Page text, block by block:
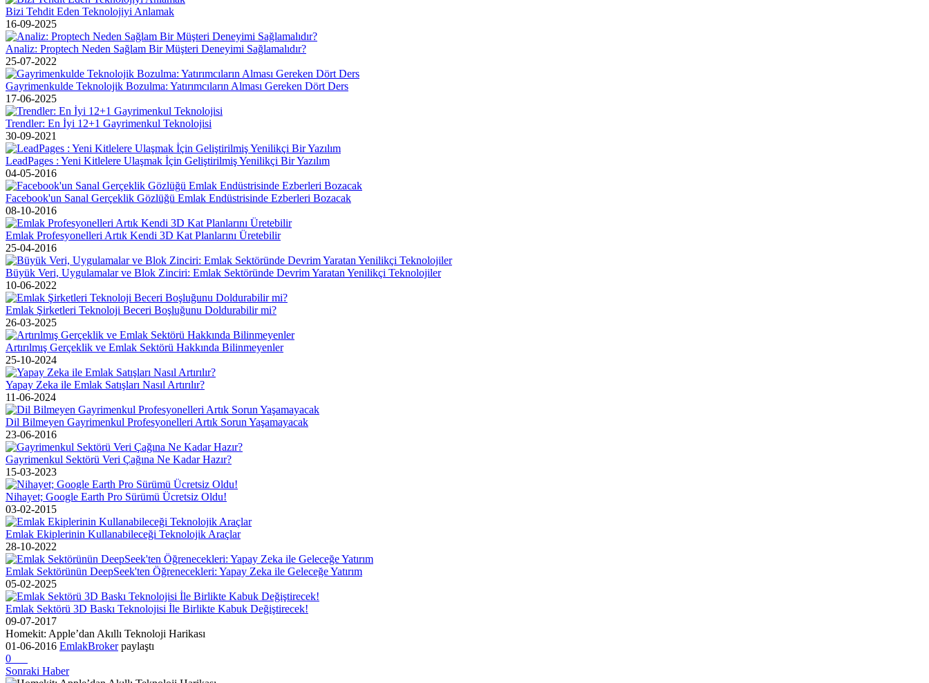
Bizi Tehdit Eden Teknolojiyi Anlamak
16-09-2025
Analiz: Proptech Neden Sağlam Bir Müşteri Deneyimi Sağlamalıdır?
25-07-2022
Gayrimenkulde Teknolojik Bozulma: Yatırımcıların Alması Gereken Dört Ders
17-06-2025
Trendler: En İyi 12+1 Gayrimenkul Teknolojisi
30-09-2021
LeadPages : Yeni Kitlelere Ulaşmak İçin Geliştirilmiş Yenilikçi Bir Yazılım
04-05-2016
Facebook'un Sanal Gerçeklik Gözlüğü Emlak Endüstrisinde Ezberleri Bozacak
08-10-2016
Emlak Profesyonelleri Artık Kendi 3D Kat Planlarını Üretebilir
25-04-2016
Büyük Veri, Uygulamalar ve Blok Zinciri: Emlak Sektöründe Devrim Yaratan Yenilikçi Teknolojiler
10-06-2022
Emlak Şirketleri Teknoloji Beceri Boşluğunu Doldurabilir mi?
26-03-2025
Artırılmış Gerçeklik ve Emlak Sektörü Hakkında Bilinmeyenler
25-10-2024
Yapay Zeka ile Emlak Satışları Nasıl Artırılır?
11-06-2024
Dil Bilmeyen Gayrimenkul Profesyonelleri Artık Sorun Yaşamayacak
23-06-2016
Gayrimenkul Sektörü Veri Çağına Ne Kadar Hazır?
15-03-2023
Nihayet; Google Earth Pro Sürümü Ücretsiz Oldu!
03-02-2015
Emlak Ekiplerinin Kullanabileceği Teknolojik Araçlar
28-10-2022
Emlak Sektörünün DeepSeek'ten Öğrenecekleri: Yapay Zeka ile Geleceğe Yatırım
05-02-2025
Emlak Sektörü 3D Baskı Teknolojisi İle Birlikte Kabuk Değiştirecek!
09-07-2017
Homekit: Apple’dan Akıllı Teknoloji Harikası
01-06-2016 EmlakBroker paylaştı
0
Sonraki Haber